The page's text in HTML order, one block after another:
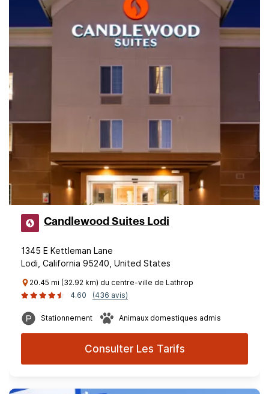
Candlewood Suites Lodi
1345 E Kettleman Lane
Lodi, California 95240, United States
20.45 mi (32.92 km) du centre-ville de Lathrop
4.60
(436 avis)
Stationnement Animaux domestiques admis
Consulter Les Tarifs